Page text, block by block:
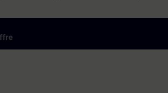
prestazioni dei nuovi dispositivi.Ti verranno
e le diverse possibilità di configurazione.Il